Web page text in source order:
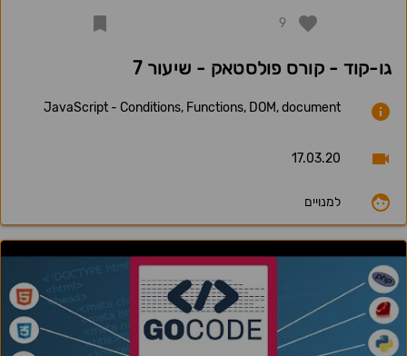
9
גו-קוד - קורס פולסטאק - שיעור 7
JavaScript - Conditions, Functions, DOM, document
17.03.20
למנויים